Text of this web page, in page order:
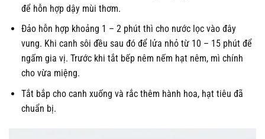
để hỗn hợp dậy mùi thơm.
Đảo hỗn hợp khoảng 1 – 2 phút thì cho nước lọc vào đây
vung. Khi canh sôi đều sau đó để lửa nhỏ từ 10 – 15 phút để
ngấm gia vị. Trước khi tắt bếp nêm nếm hạt nêm, mì chính
cho vừa miệng.
Tắt bắp cho canh xuống và rắc thêm hành hoa, hạt tiêu đã
chuẩn bị.